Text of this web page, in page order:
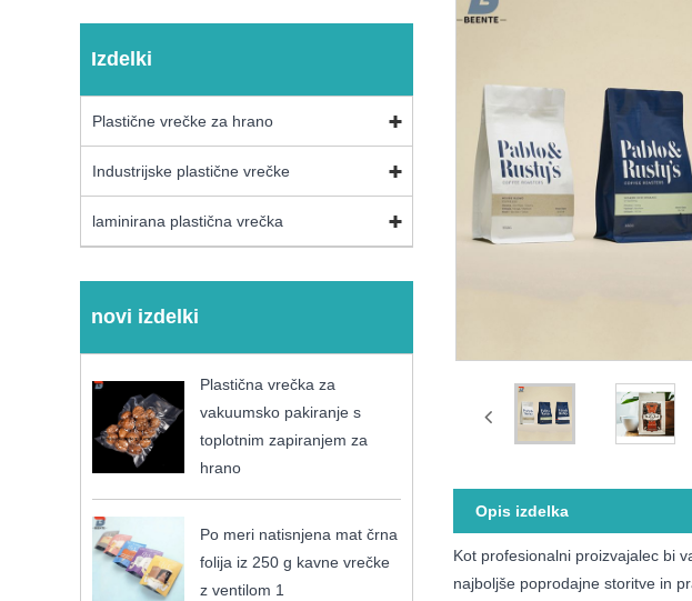
Izdelki
Plastične vrečke za hrano
Industrijske plastične vrečke
laminirana plastična vrečka
novi izdelki
Plastična vrečka za
vakuumsko pakiranje s
toplotnim zapiranjem za
hrano
Po meri natisnjena mat črna
folija iz 250 g kavne vrečke
z ventilom 1
Opis izdelka
Kot profesionalni proizvajalec bi
najboljše poprodajne storitve in